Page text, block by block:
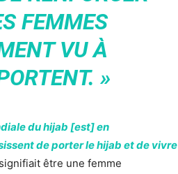
FEMMES
VU À
»
du hijab [est] en
de porter le hijab et de vivre
être une femme